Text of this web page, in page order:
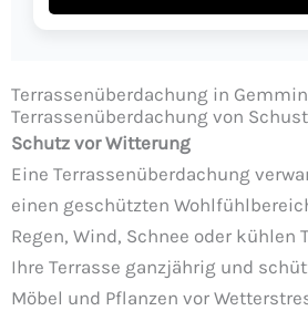
Terrassenüberdachung in
Terrassenüberdachung von
Schutz vor Witterung
Eine Terrassenüberdachung
einen geschützten
Regen, Wind, Schnee oder kühlen
Ihre Terrasse ganzjährig und
Möbel und Pflanzen vor